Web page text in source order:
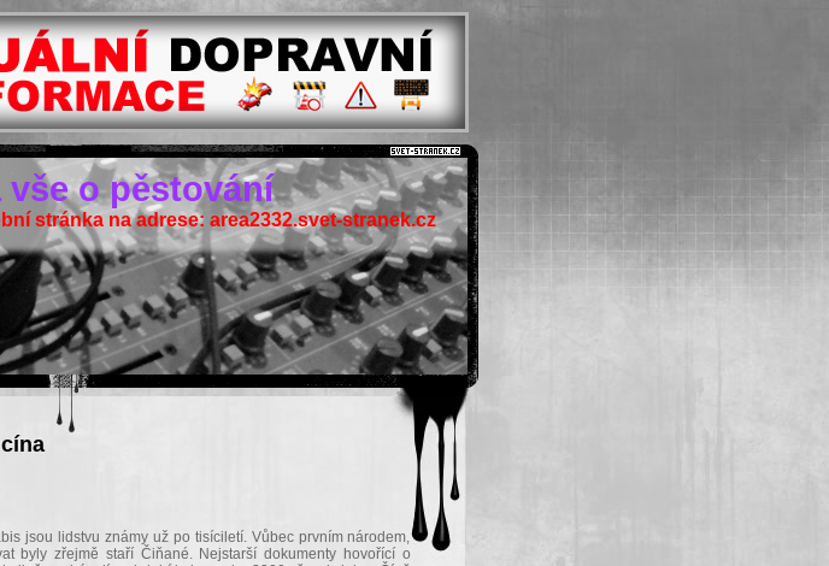
vše o pěstování
stránka na adrese: area2332.svet-stranek.cz
jsou lidstvu známy už po tisíciletí. Vůbec prvním národem,
byly zřejmě staří Čiňané. Nejstarší dokumenty hovořící o